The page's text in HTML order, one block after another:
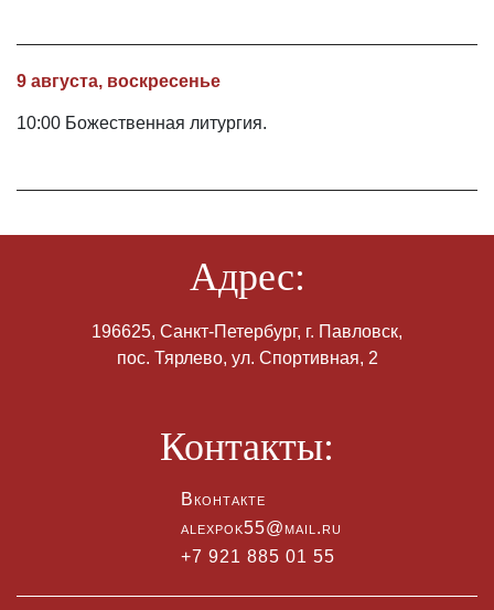
9 августа, воскресенье
10:00 Божественная литургия.
Адрес:
196625, Санкт-Петербург, г. Павловск,
пос. Тярлево, ул. Спортивная, 2
Контакты:
Вконтакте
alexpok55@mail.ru
+7 921 885 01 55